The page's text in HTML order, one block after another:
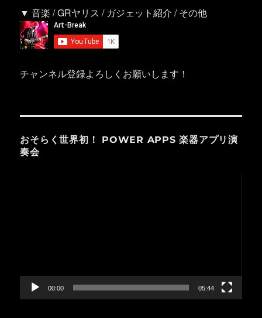
▼ 音楽 / GRヤリス / ガジェット紹介 / その他
チャンネル登録よろしくお願いします！
おそらく世界初！ POWER APPS 楽器アプリ演
奏会
ー
00:00 05:44